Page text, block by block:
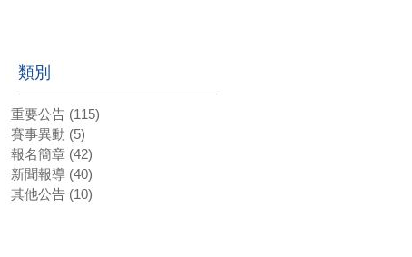
類別
重要公告 (115)
賽事異動 (5)
報名簡章 (42)
新聞報導 (40)
其他公告 (10)